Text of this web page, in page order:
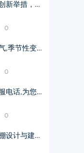
新举措，免
析
0
,季节性变
0
电话,为您
指南
0
设计与建造